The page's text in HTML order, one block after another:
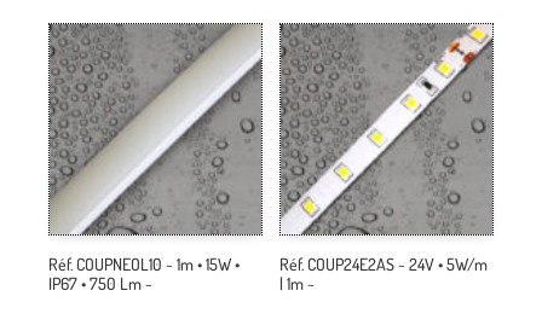
Réf. COUPNEOL10 ~ 1m • 15W •
IP67 • 750 Lm ~
Réf. COUP24E2AS ~ 24V • 5W/m
| 1m ~